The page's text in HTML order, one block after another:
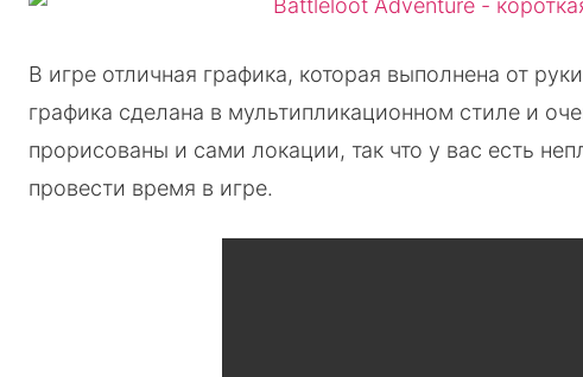
В игре отличная графика, которая выполнена от
графика сделана в мультипликационном стиле и
прорисованы и сами локации, так что у вас есть
провести время в игре.